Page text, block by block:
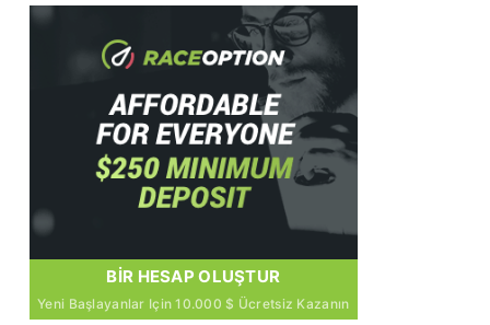
BIR HESAP OLUŞTUR
Yeni Başlayanlar Için 10.000 $ Ücretsiz Kazanın